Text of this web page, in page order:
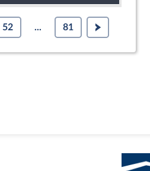
52 ... 81